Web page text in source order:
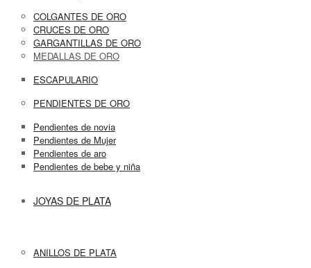
COLGANTES DE ORO
CRUCES DE ORO
GARGANTILLAS DE ORO
MEDALLAS DE ORO
ESCAPULARIO
PENDIENTES DE ORO
Pendientes de novia
Pendientes de Mujer
Pendientes de aro
Pendientes de bebe y niña
JOYAS DE PLATA
ANILLOS DE PLATA